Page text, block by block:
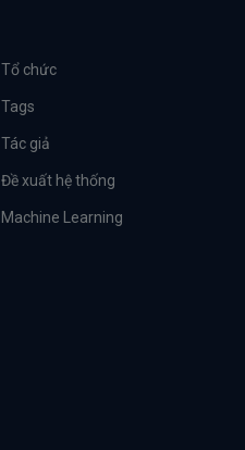
Tổ chức
Tags
Tác giả
Đề xuất hệ thống
Machine Learning